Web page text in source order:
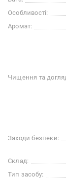
Особливості:
Аромат:
Чищення та
Заходи безпеки:
Склад:
Тип засобу: